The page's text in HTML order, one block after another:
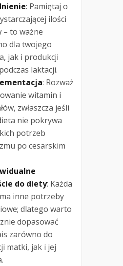
: Pamiętaj o
ilości
– to ważne
dla twojego
jak i produkcji
laktacji.
: Rozważ
witamin i
zwłaszcza jeśli
nie pokrywa
potrzeb
po cesarskim
do diety: Każda
inne potrzeby
dlatego warto
dopasować
zarówno do
matki, jak i jej